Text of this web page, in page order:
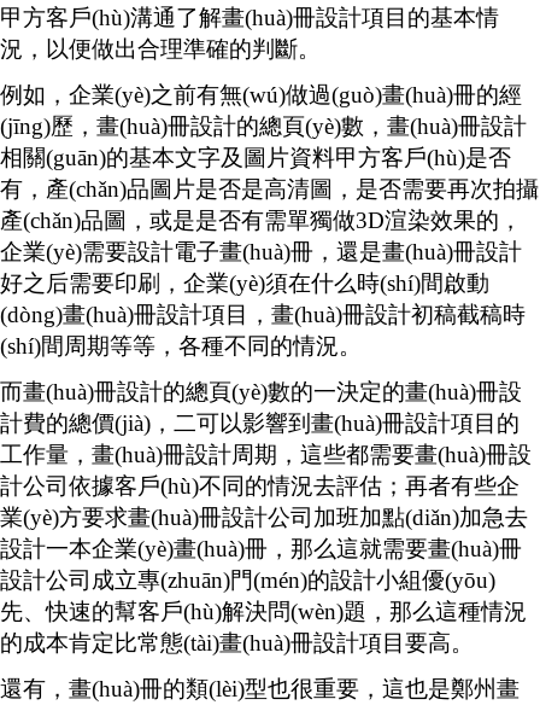
甲方客戶(hù)溝通了解畫(huà)冊設計項目的基本情
況，以便做出合理準確的判斷。
例如，企業(yè)之前有無(wú)做過(guò)畫(huà)冊的經
(jīng)歷，畫(huà)冊設計的總頁(yè)數，畫(huà)冊設計
相關(guān)的基本文字及圖片資料甲方客戶(hù)是否
有，產(chǎn)品圖片是否是高清圖，是否需要再次拍攝
產(chǎn)品圖，或是是否有需單獨做3D渲染效果的，
企業(yè)需要設計電子畫(huà)冊，還是畫(huà)冊設計
好之后需要印刷，企業(yè)須在什么時(shí)間啟動
(dòng)畫(huà)冊設計項目，畫(huà)冊設計初稿截稿時
(shí)間周期等等，各種不同的情況。
而畫(huà)冊設計的總頁(yè)數的一決定的畫(huà)冊設
計費的總價(jià)，二可以影響到畫(huà)冊設計項目的
工作量，畫(huà)冊設計周期，這些都需要畫(huà)冊設
計公司依據客戶(hù)不同的情況去評估；再者有些企
業(yè)方要求畫(huà)冊設計公司加班加點(diǎn)加急去
設計一本企業(yè)畫(huà)冊，那么這就需要畫(huà)冊
設計公司成立專(zhuān)門(mén)的設計小組優(yōu)
先、快速的幫客戶(hù)解決問(wèn)題，那么這種情況
的成本肯定比常態(tài)畫(huà)冊設計項目要高。
還有，畫(huà)冊的類(lèi)型也很重要，這也是鄭州畫